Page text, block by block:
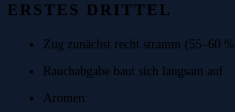
ERSTES DRITTEL
Zug zunächst recht stramm (55–60
Rauchabgabe baut sich langsam auf
Aromen: